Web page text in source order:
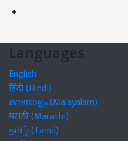
Languages
English
हिंदी (Hindi)
മലയാളം (Malayalam)
मराठी (Marathi)
தமிழ் (Tamil)